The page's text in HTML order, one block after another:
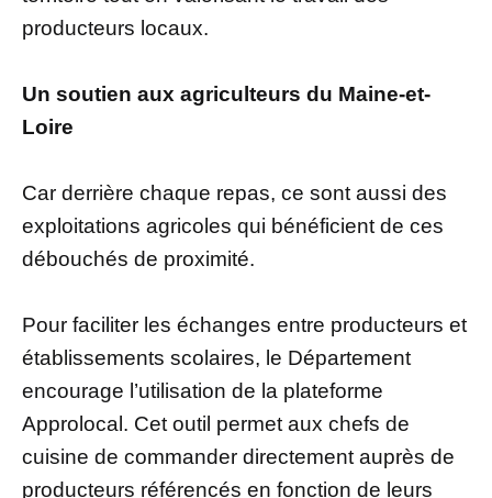
producteurs locaux.
Un soutien aux agriculteurs du Maine-et-
Loire
Car derrière chaque repas, ce sont aussi des
exploitations agricoles qui bénéficient de ces
débouchés de proximité.
Pour faciliter les échanges entre producteurs et
établissements scolaires, le Département
encourage l’utilisation de la plateforme
Approlocal. Cet outil permet aux chefs de
cuisine de commander directement auprès de
producteurs référencés en fonction de leurs